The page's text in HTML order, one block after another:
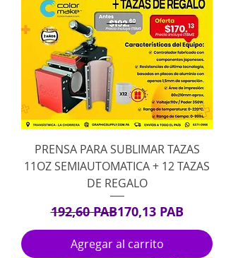
PRENSA PARA SUBLIMAR TAZAS
11OZ SEMIAUTOMATICA + 12 TAZAS
DE REGALO
Precio
192,60 PABPrecio de oferta
170,13 PAB
Agregar al carrito